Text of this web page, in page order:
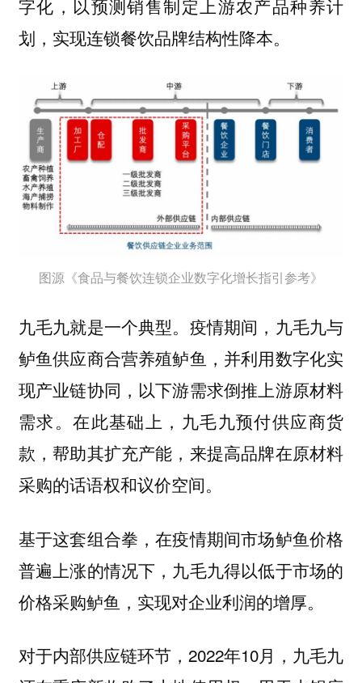
字化，以预测销售制定上游农产品种养计
划，实现连锁餐饮品牌结构性降本。
图源《食品与餐饮连锁企业数字化增长指引参考》
九毛九就是一个典型。疫情期间，九毛九与
鲈鱼供应商合营养殖鲈鱼，并利用数字化实
现产业链协同，以下游需求倒推上游原材料
需求。在此基础上，九毛九预付供应商货
款，帮助其扩充产能，来提高品牌在原材料
采购的话语权和议价空间。
基于这套组合拳，在疫情期间市场鲈鱼价格
普遍上涨的情况下，九毛九得以低于市场的
价格采购鲈鱼，实现对企业利润的增厚。
对于内部供应链环节，2022年10月，九毛九